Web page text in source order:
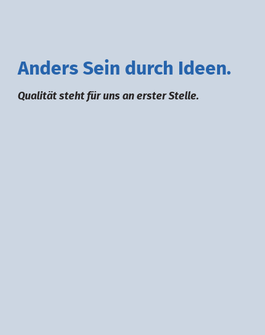
Anders Sein durch deen.
Qualität steht für uns an erster Stelle.